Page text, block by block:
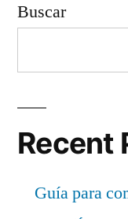
Buscar
Recent
Guía para